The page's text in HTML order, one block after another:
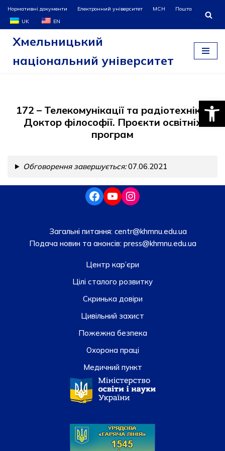
Перейти
до
Нормативні документи Електронний університет МСН
Пошта
UK
EN
Хмельницький
національний університет
172 – Телекомунікації та радіотехніка.
Доктор філософії. Проєкти освітніх
програм
Обговорення завершується:07.06.2021
Загальні питання: centr@khmnu.edu.ua
Подача новин та анонсів:press@khmnu.edu.ua
Центр кар’єри
Цілі сталого розвитку
Скринька довiри
Цивільний захист
Пожежна безпека
Охорона праці
Медичний пункт